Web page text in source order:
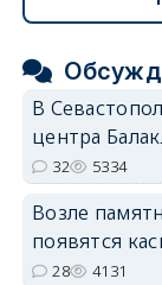
В
центра
32 5334
Возле
появятся
28 4131